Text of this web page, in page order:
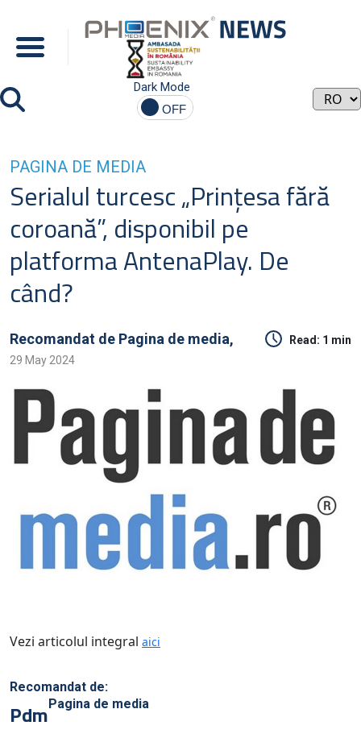
Dark Mode
PAGINA DE MEDIA
Serialul turcesc „Prinţesa fără
coroană”, disponibil pe
platforma AntenaPlay. De
când?
Recomandat de Pagina de media, Read: 1 min
29 May 2024
Vezi articolul integral aici
Recomandat de:
Pdm Pagina de media